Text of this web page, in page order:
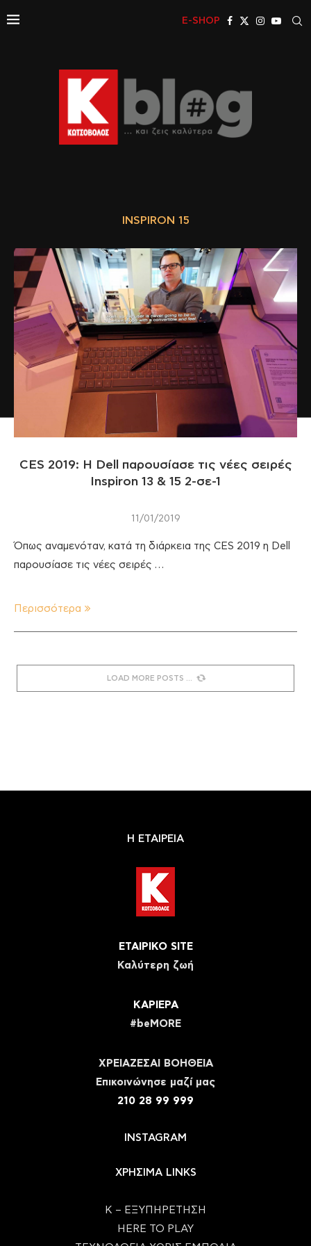
E-SHOP
INSPIRON 15
CES 2019: Η Dell παρουσίασε τις νέες σειρές
Inspiron 13 & 15 2-σε-1
11/01/2019
Όπως αναμενόταν, κατά τη διάρκεια της CES 2019 η Dell
παρουσίασε τις νέες σειρές …
Περισσότερα
LOAD MORE POSTS
Η ΕΤΑΙΡΕΙΑ
ΕΤΑΙΡΙΚΟ SITE
Καλύτερη ζωή
ΚΑΡΙΕΡΑ
#beMORE
ΧΡΕΙΑΖΕΣΑΙ ΒΟΗΘΕΙΑ
Eπικοινώνησε μαζί μας
210 28 99 999
INSTAGRAM
ΧΡΗΣΙΜΑ LINKS
Κ – ΕΞΥΠΗΡΕΤΗΣΗ
HERE TO PLAY